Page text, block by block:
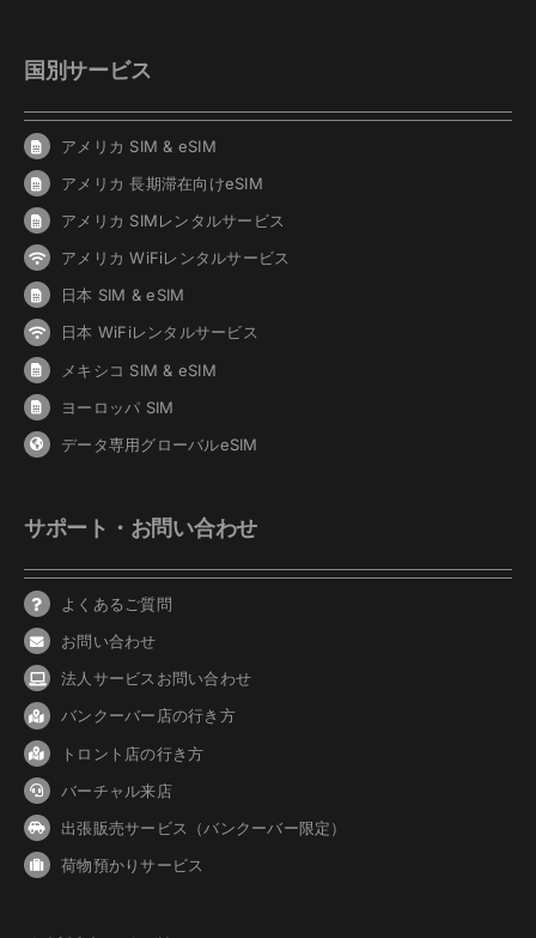
国別サービス
アメリカ SIM & eSIM
アメリカ 長期滞在向けeSIM
アメリカ SIMレンタルサービス
アメリカ WiFiレンタルサービス
日本 SIM & eSIM
日本 WiFiレンタルサービス
メキシコ SIM & eSIM
ヨーロッパ SIM
データ専用グローバルeSIM
サポート・お問い合わせ
よくあるご質問
お問い合わせ
法人サービスお問い合わせ
バンクーバー店の行き方
トロント店の行き方
バーチャル来店
出張販売サービス（バンクーバー限定）
荷物預かりサービス